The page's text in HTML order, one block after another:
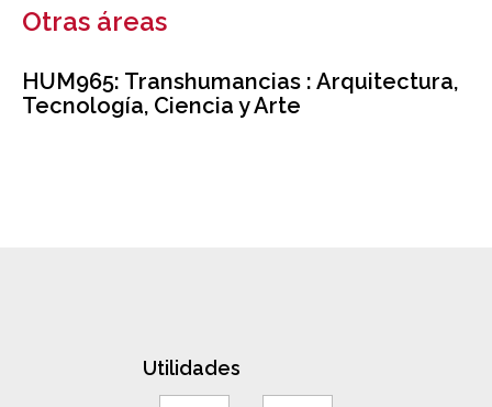
Otras áreas
HUM965: Transhumancias : Arquitectura,
Tecnología, Ciencia y Arte
Utilidades